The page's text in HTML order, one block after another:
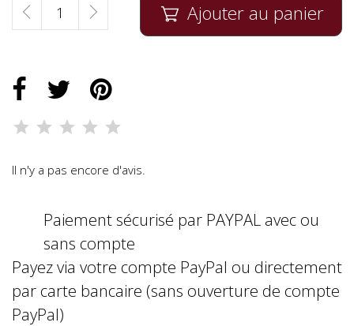
 Ajouter au panier
Il n'y a pas encore d'avis.
Paiement sécurisé par PAYPAL avec ou
sans compte
Payez via votre compte PayPal ou directement
par carte bancaire (sans ouverture de compte
PayPal)